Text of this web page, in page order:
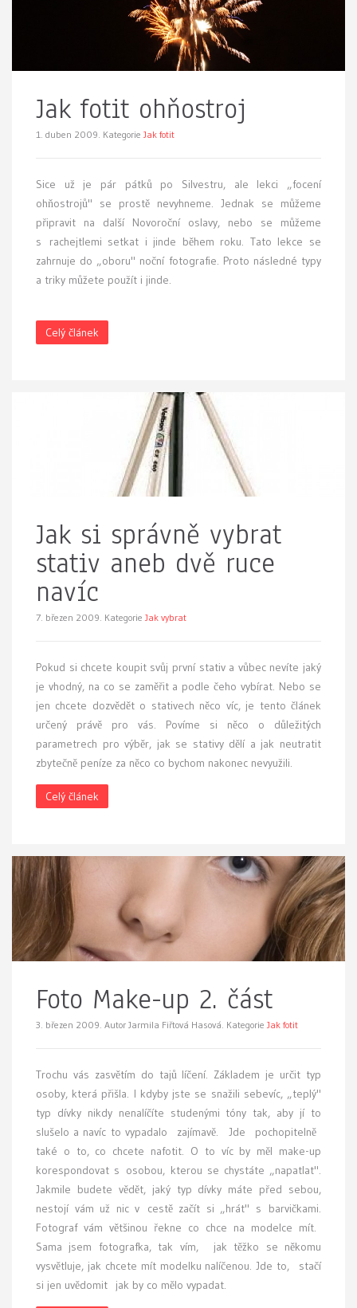
Jak fotit ohňostroj
1. duben 2009. Kategorie Jak fotit
Sice už je pár pátků po Silvestru, ale lekci „focení
ohňostrojů" se prostě nevyhneme. Jednak se můžeme
připravit na další Novoroční oslavy, nebo se můžeme
s rachejtlemi setkat i jinde během roku. Tato lekce se
zahrnuje do „oboru" noční fotografie. Proto následné typy
a triky můžete použít i jinde.
Celý článek
Jak si správně vybrat
stativ aneb dvě ruce
navíc
7. březen 2009. Kategorie Jak vybrat
Pokud si chcete koupit svůj první stativ a vůbec nevíte jaký
je vhodný, na co se zaměřit a podle čeho vybírat. Nebo se
jen chcete dozvědět o stativech něco víc, je tento článek
určený právě pro vás. Povíme si něco o důležitých
parametrech pro výběr, jak se stativy dělí a jak neutratit
zbytečně peníze za něco co bychom nakonec nevyužili.
Celý článek
Foto Make-up 2. část
3. březen 2009. Autor Jarmila Fiřtová Hasová. Kategorie Jak fotit
Trochu vás zasvětím do tajů líčení. Základem je určit typ
osoby, která přišla. I kdyby jste se snažili sebevíc, „teplý"
typ dívky nikdy nenalíčíte studenými tóny tak, aby jí to
slušelo a navíc to vypadalo zajímavě. Jde pochopitelně
také o to, co chcete nafotit. O to víc by měl make-up
korespondovat s osobou, kterou se chystáte „napatlat".
Jakmile budete vědět, jaký typ dívky máte před sebou,
nestojí vám už nic v cestě začít si „hrát" s barvičkami.
Fotograf vám většinou řekne co chce na modelce mít.
Sama jsem fotografka, tak vím, jak těžko se někomu
vysvětluje, jak chcete mít modelku nalíčenou. Jde to, stačí
si jen uvědomit jak by co mělo vypadat.